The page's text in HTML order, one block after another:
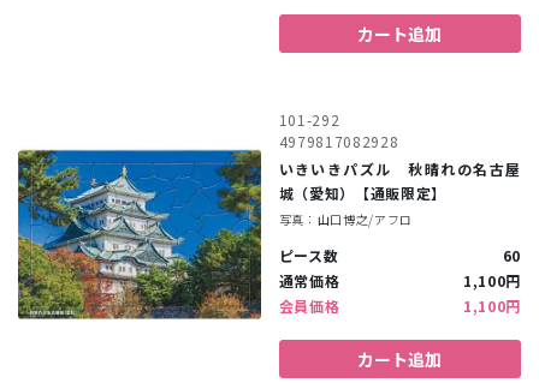
カート追加
101-292
4979817082928
いきいきパズル 秋晴れの名古屋
城（愛知）【通販限定】
写真：山口博之/アフロ
ピース数
60
通常価格
1,100円
会員価格
1,100円
カート追加